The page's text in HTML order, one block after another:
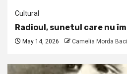
Cultural
Radioul, sunetul care nu
May 14, 2026 Camelia Morda